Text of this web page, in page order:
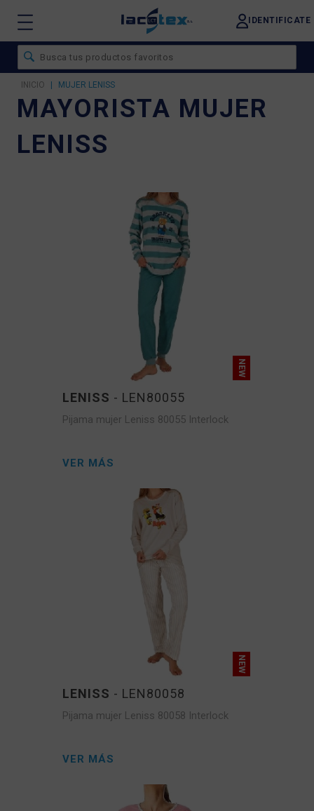
IDENTIFICATE
INICIO MUJER LENISS
MAYORISTA MUJER
LENISS
LENISS - LEN80055
Pijama mujer Leniss 80055 Interlock
VER MÁS
LENISS - LEN80058
Pijama mujer Leniss 80058 Interlock
VER MÁS